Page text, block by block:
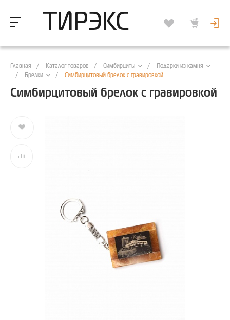
ТИРЭКС
Главная / Каталог товаров / Симбирциты /
Подарки из камня
/
Брелки / Симбирцитовый брелок с гравировкой
Симбирцитовый брелок с гравировкой